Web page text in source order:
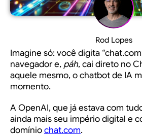
Rod Lopes
Imagine só: você digita
navegador e, páh, cai direto no
aquele mesmo, o chatbot de IA
momento.
A OpenAI, que já estava com
ainda mais seu império digital e
domíniochat.com.